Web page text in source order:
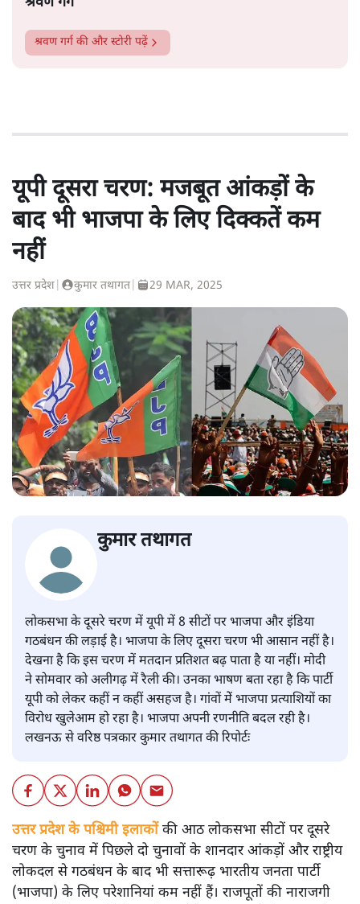
श्रवण गर्ग की और स्टोरी पढ़ें
यूपी दूसरा चरण: मजबूत आंकड़ों के
बाद भी भाजपा के लिए दिक्कतें कम
नहीं
उत्तर प्रदेश कुमार तथागत 29 MAR, 2025
कुमार तथागत
लोकसभा के दूसरे चरण में यूपी में 8 सीटों पर भाजपा और इंडिया
गठबंधन की लड़ाई है। भाजपा के लिए दूसरा चरण भी आसान नहीं है।
देखना है कि इस चरण में मतदान प्रतिशत बढ़ पाता है या नहीं। मोदी
ने सोमवार को अलीगढ़ में रैली की। उनका भाषण बता रहा है कि पार्टी
यूपी को लेकर कहीं न कहीं असहज है। गांवों मेें भाजपा प्रत्याशियों का
विरोध खुलेआम हो रहा है। भाजपा अपनी रणनीति बदल रही है।
लखनऊ से वरिष्ठ पत्रकार कुमार तथागत की रिपोर्टः
उत्तर प्रदेश के पश्चिमी इलाकोंकी आठ लोकसभा सीटों पर दूसरे
चरण के चुनाव में पिछले दो चुनावों के शानदार आंकड़ों और राष्ट्रीय
लोकदल से गठबंधन के बाद भी सत्तारूढ़ भारतीय जनता पार्टी
(भाजपा) के लिए परेशानियां कम नहीं हैं। राजपूतों की नाराजगी